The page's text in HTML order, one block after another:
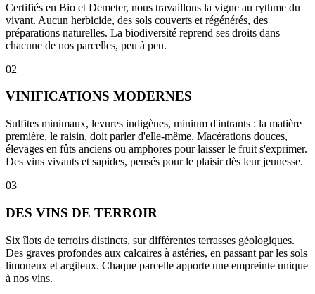
Certifiés en Bio et Demeter, nous travaillons la vigne au rythme du
vivant. Aucun herbicide, des sols couverts et régénérés, des
préparations naturelles. La biodiversité reprend ses droits dans
chacune de nos parcelles, peu à peu.
02
VINIFICATIONS MODERNES
Sulfites minimaux, levures indigènes, minium d'intrants : la matière
première, le raisin, doit parler d'elle-même. Macérations douces,
élevages en fûts anciens ou amphores pour laisser le fruit s'exprimer.
Des vins vivants et sapides, pensés pour le plaisir dès leur jeunesse.
03
DES VINS DE TERROIR
Six îlots de terroirs distincts, sur différentes terrasses géologiques.
Des graves profondes aux calcaires à astéries, en passant par les sols
limoneux et argileux. Chaque parcelle apporte une empreinte unique
à nos vins.